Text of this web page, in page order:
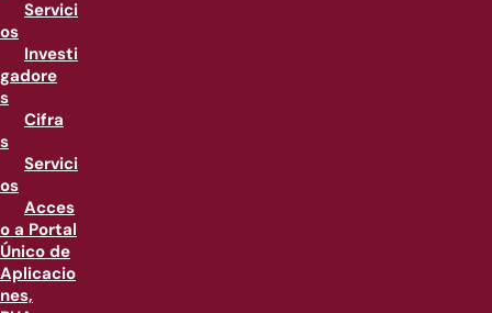
Servici
os
Investi
gadore
s
Cifra
s
Servici
os
Acces
o a Portal
Único de
Aplicacio
nes,